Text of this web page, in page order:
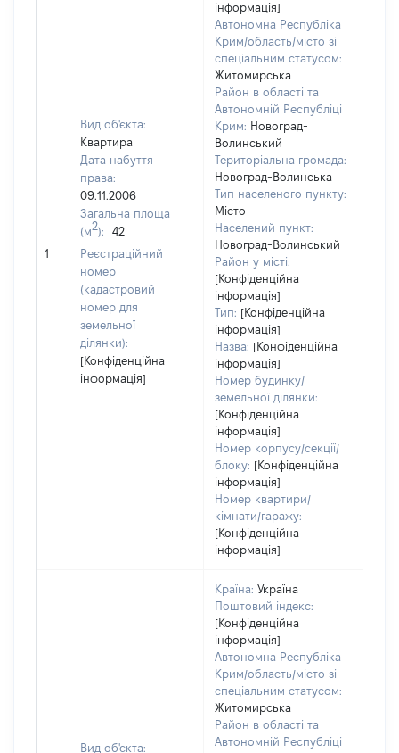
1
Вид об'єкта:
Квартира
Дата набуття
права:
09.11.2006
Загальна площа
(м2):
42
Реєстраційний
номер
(кадастровий
номер для
земельної
ділянки):
[Конфіденційна
інформація]
інформація]
Автономна Республіка
Крим/область/місто зі
спеціальним статусом:
Житомирська
Район в області та
Автономній Республіці
Крим: Новоград-
Волинський
Територіальна громада:
Новоград-Волинська
Тип населеного пункту:
Місто
Населений пункт:
Новоград-Волинський
Район у місті:
[Конфіденційна
інформація]
Тип: [Конфіденційна
інформація]
Назва: [Конфіденційна
інформація]
Номер будинку/
земельної ділянки:
[Конфіденційна
інформація]
Номер корпусу/секції/
блоку: [Конфіденційна
інформація]
Номер квартири/
кімнати/гаражу:
[Конфіденційна
інформація]
Вид об'єкта:
Країна: Україна
Поштовий індекс:
[Конфіденційна
інформація]
Автономна Республіка
Крим/область/місто зі
спеціальним статусом:
Житомирська
Район в області та
Автономній Республіці